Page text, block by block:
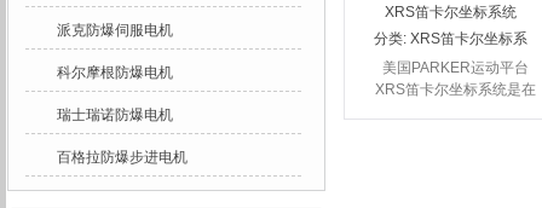
XRS笛卡尔坐标系统
分类: XRS笛卡尔坐标系
统
美国PARKER运动平台
XRS笛卡尔坐标系统是在
派克防爆伺服电机
科尔摩根防爆电机
瑞士瑞诺防爆电机
百格拉防爆步进电机